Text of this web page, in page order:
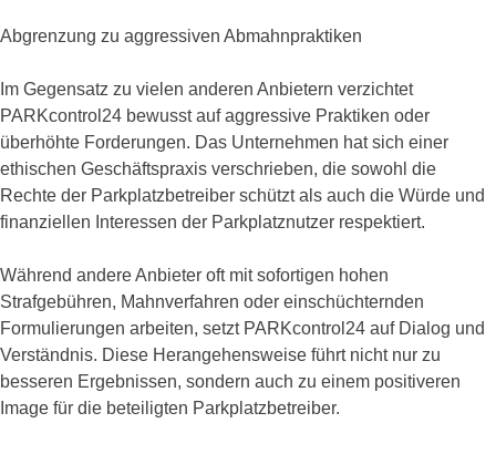
Abgrenzung zu aggressiven Abmahnpraktiken
Im Gegensatz zu vielen anderen Anbietern verzichtet
PARKcontrol24 bewusst auf aggressive Praktiken oder
überhöhte Forderungen. Das Unternehmen hat sich einer
ethischen Geschäftspraxis verschrieben, die sowohl die
Rechte der Parkplatzbetreiber schützt als auch die Würde und
finanziellen Interessen der Parkplatznutzer respektiert.
Während andere Anbieter oft mit sofortigen hohen
Strafgebühren, Mahnverfahren oder einschüchternden
Formulierungen arbeiten, setzt PARKcontrol24 auf Dialog und
Verständnis. Diese Herangehensweise führt nicht nur zu
besseren Ergebnissen, sondern auch zu einem positiveren
Image für die beteiligten Parkplatzbetreiber.